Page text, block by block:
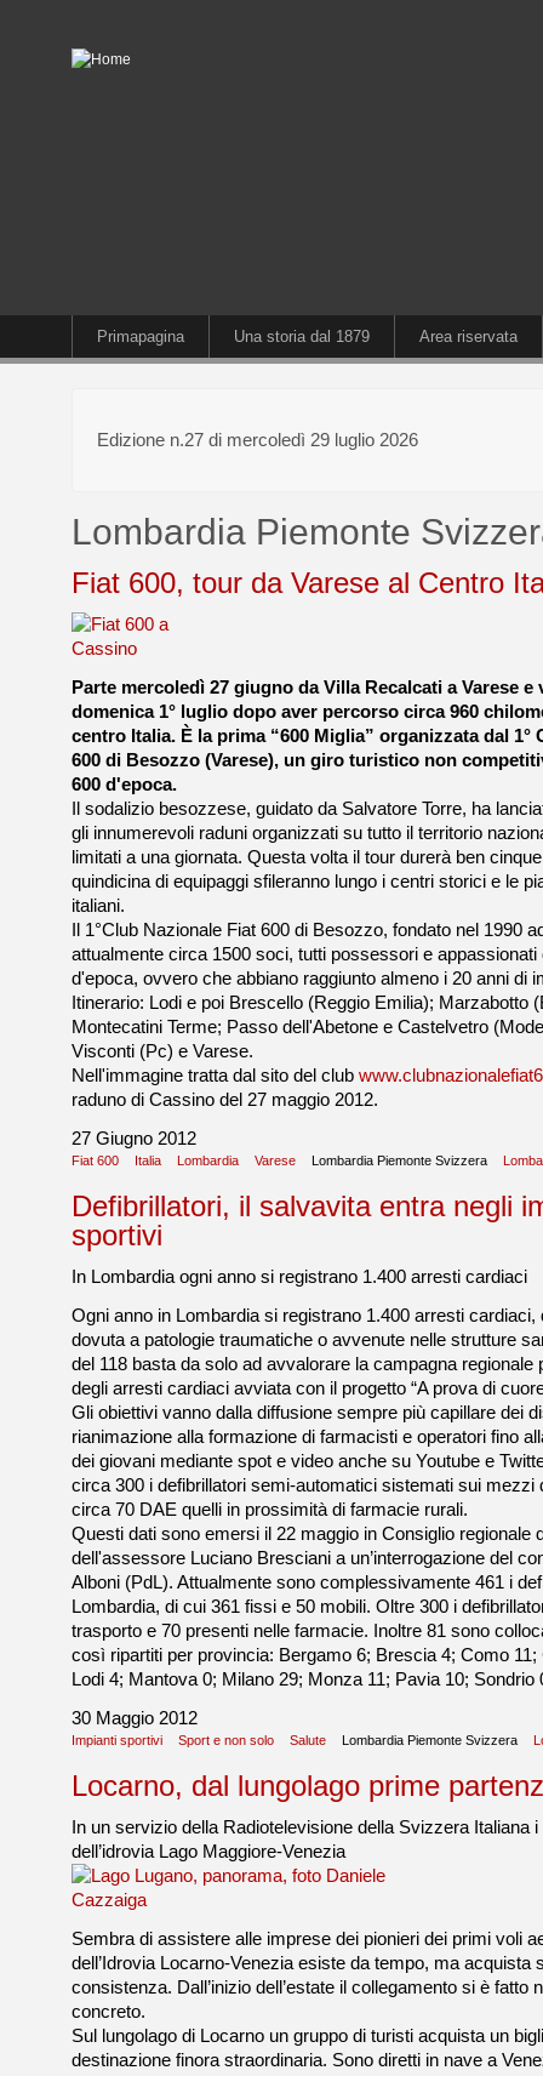
Primapagina Una storia dal 1879 Area riservata
Edizione n.27 di mercoledì 29 luglio 2026
Lombardia Piemonte
Fiat 600, tour da Varese al Centro
Parte mercoledì 27 giugno da Villa Recalcati a Varese e
domenica 1° luglio dopo aver percorso circa 960
centro Italia. È la prima “600 Miglia” organizzata dal 1°
600 di Besozzo (Varese), un giro turistico non
600 d'epoca.
Il sodalizio besozzese, guidato da Salvatore Torre, ha
gli innumerevoli raduni organizzati su tutto il territorio
limitati a una giornata. Questa volta il tour durerà ben
quindicina di equipaggi sfileranno lungo i centri storici e le
italiani.
Il 1°Club Nazionale Fiat 600 di Besozzo, fondato nel 1990
attualmente circa 1500 soci, tutti possessori e appassionati
d'epoca, ovvero che abbiano raggiunto almeno i 20 anni di
Itinerario: Lodi e poi Brescello (Reggio Emilia); Marzabotto
Montecatini Terme; Passo dell'Abetone e Castelvetro
Visconti (Pc) e Varese.
Nell'immagine tratta dal sito del club
raduno di Cassino del 27 maggio 2012.
27 Giugno 2012
Fiat 600 Italia Lombardia Varese Lombardia Piemonte Svizzera
Defibrillatori, il salvavita entra negli
sportivi
In Lombardia ogni anno si registrano 1.400 arresti cardiaci
Ogni anno in Lombardia si registrano 1.400 arresti
dovuta a patologie traumatiche o avvenute nelle strutture
del 118 basta da solo ad avvalorare la campagna regionale
degli arresti cardiaci avviata con il progetto “A prova di
Gli obiettivi vanno dalla diffusione sempre più capillare dei
rianimazione alla formazione di farmacisti e operatori fino
dei giovani mediante spot e video anche su Youtube e
circa 300 i defibrillatori semi-automatici sistemati sui mezzi
circa 70 DAE quelli in prossimità di farmacie rurali.
Questi dati sono emersi il 22 maggio in Consiglio regionale
dell'assessore Luciano Bresciani a un’interrogazione del
Alboni (PdL). Attualmente sono complessivamente 461 i
Lombardia, di cui 361 fissi e 50 mobili. Oltre 300 i
trasporto e 70 presenti nelle farmacie. Inoltre 81 sono
così ripartiti per provincia: Bergamo 6; Brescia 4; Como
Lodi 4; Mantova 0; Milano 29; Monza 11; Pavia 10;
30 Maggio 2012
Impianti sportivi Sport e non solo Salute Lombardia Piemonte Svizzera
Locarno, dal lungolago prime
In un servizio della Radiotelevisione della Svizzera Italiana
dell’idrovia Lago Maggiore-Venezia
Sembra di assistere alle imprese dei pionieri dei primi voli
dell’Idrovia Locarno-Venezia esiste da tempo, ma acquista
consistenza. Dall’inizio dell’estate il collegamento si è fatto
concreto.
Sul lungolago di Locarno un gruppo di turisti acquista un
destinazione finora straordinaria. Sono diretti in nave a